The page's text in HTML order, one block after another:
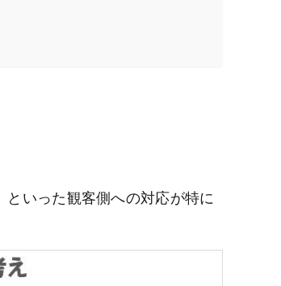
いった観客側への対応が特に